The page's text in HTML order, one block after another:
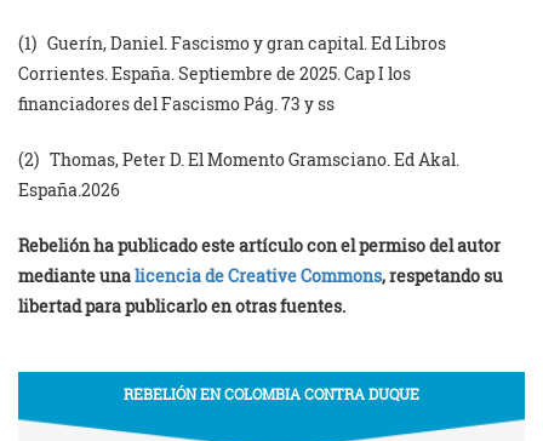
(1) Guerín, Daniel. Fascismo y gran capital. Ed Libros
Corrientes. España. Septiembre de 2025. Cap I los
financiadores del Fascismo Pág. 73 y ss
(2) Thomas, Peter D. El Momento Gramsciano. Ed Akal.
España.2026
Rebelión ha publicado este artículo con el permiso del autor
mediante unalicencia de Creative Commons, respetando su
libertad para publicarlo en otras fuentes.
REBELIÓN EN COLOMBIA CONTRA DUQUE